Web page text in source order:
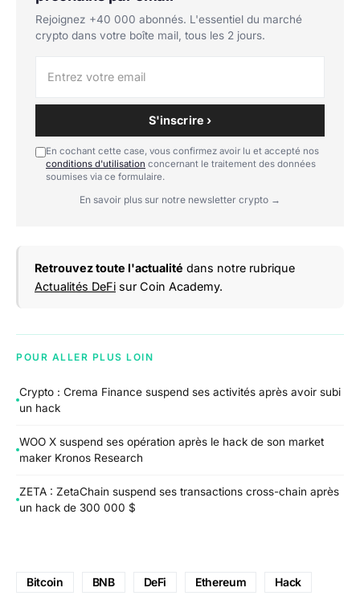
Rejoignez +40 000 abonnés. L'essentiel du marché
crypto dans votre boîte mail, tous les 2 jours.
S'inscrire ›
En cochant cette case, vous confirmez avoir lu et accepté nos
conditions d'utilisation concernant le traitement des données
soumises via ce formulaire.
En savoir plus sur notre newsletter crypto →
Retrouvez toute l'actualité dans notre rubrique
Actualités DeFi sur Coin Academy.
POUR ALLER PLUS LOIN
Crypto : Crema Finance suspend ses activités après avoir subi
un hack
WOO X suspend ses opération après le hack de son market
maker Kronos Research
ZETA : ZetaChain suspend ses transactions cross-chain après
un hack de 300 000 $
Bitcoin BNB DeFi Ethereum Hack